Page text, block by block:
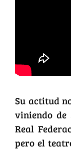
Su actitud
viniendo
Real
pero el